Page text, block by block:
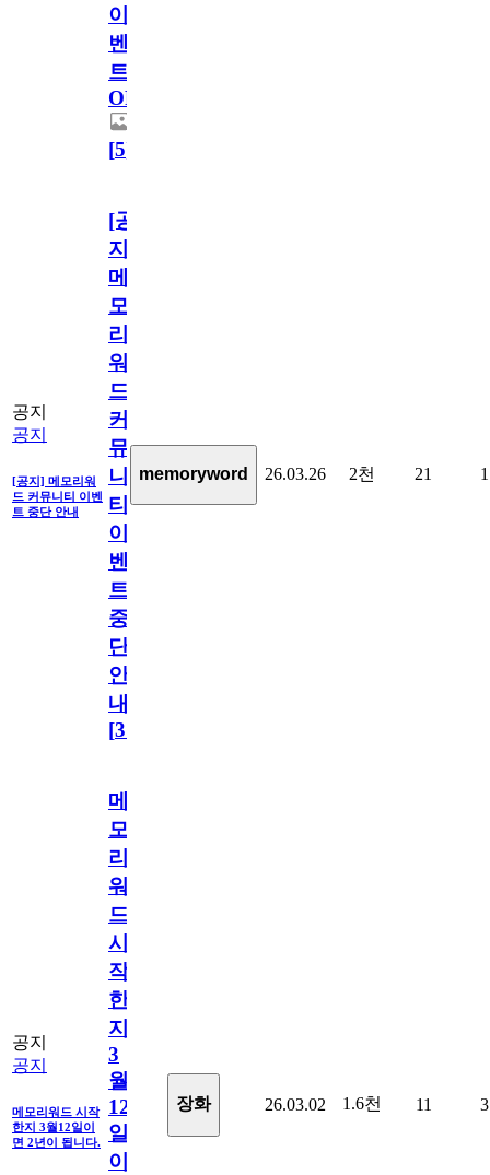
이
벤
트
OPEN!
[5]
공지
공지
[공지] 메모리워
드 커뮤니티 이벤
트 중단 안내
[공
지]
메
모
리
워
드
커
뮤
니
티
이
벤
트
중
단
안
내
[31
memoryword 26.03.26 2천 21 1
공지
공지
메모리워드 시작
한지 3월12일이
면 2년이 됩니다.
메
모
리
워
드
시
작
한
지
3
월
12
일
이
장화 26.03.02 1.6천 11 3